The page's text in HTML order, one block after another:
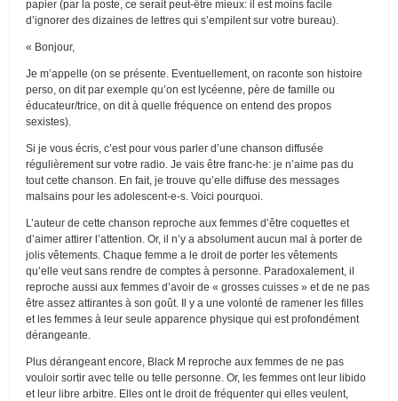
papier (par la poste, ce serait peut-être mieux: il est moins facile
d’ignorer des dizaines de lettres qui s’empilent sur votre bureau).
« Bonjour,
Je m’appelle (on se présente. Eventuellement, on raconte son histoire
perso, on dit par exemple qu’on est lycéenne, père de famille ou
éducateur/trice, on dit à quelle fréquence on entend des propos
sexistes).
Si je vous écris, c’est pour vous parler d’une chanson diffusée
régulièrement sur votre radio. Je vais être franc-he: je n’aime pas du
tout cette chanson. En fait, je trouve qu’elle diffuse des messages
malsains pour les adolescent-e-s. Voici pourquoi.
L’auteur de cette chanson reproche aux femmes d’être coquettes et
d’aimer attirer l’attention. Or, il n’y a absolument aucun mal à porter de
jolis vêtements. Chaque femme a le droit de porter les vêtements
qu’elle veut sans rendre de comptes à personne. Paradoxalement, il
reproche aussi aux femmes d’avoir de « grosses cuisses » et de ne pas
être assez attirantes à son goût. Il y a une volonté de ramener les filles
et les femmes à leur seule apparence physique qui est profondément
dérangeante.
Plus dérangeant encore, Black M reproche aux femmes de ne pas
vouloir sortir avec telle ou telle personne. Or, les femmes ont leur libido
et leur libre arbitre. Elles ont le droit de fréquenter qui elles veulent,